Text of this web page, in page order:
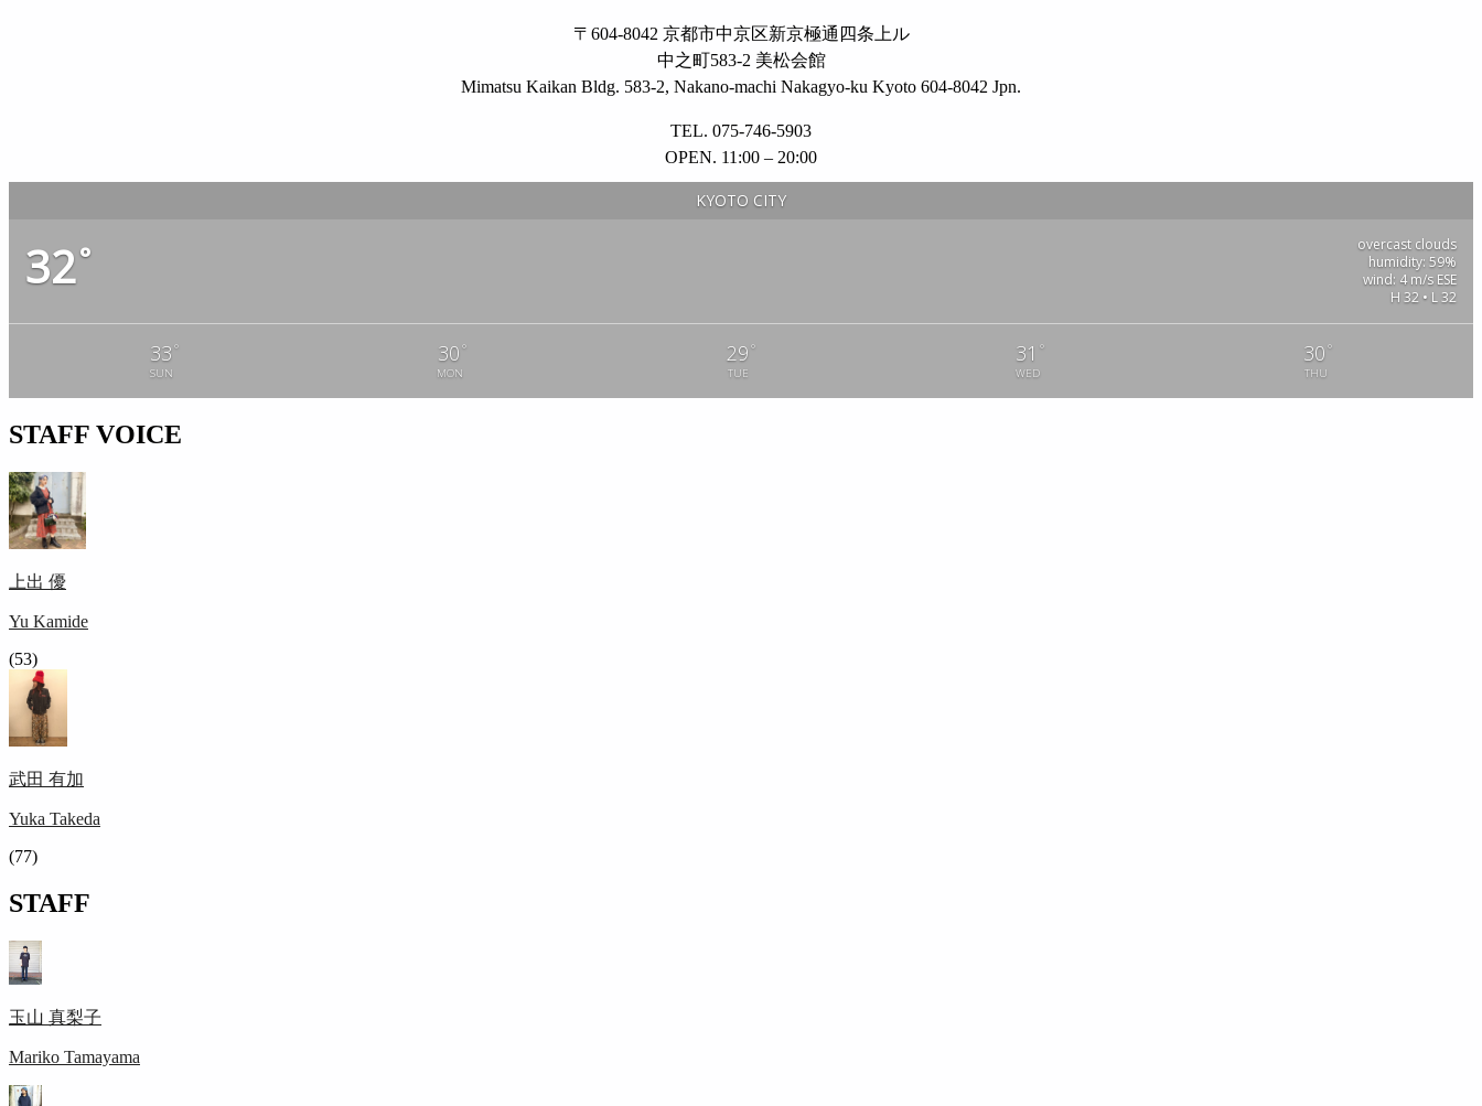
〒604-8042 京都市中京区新京極通四条上ル
中之町583-2 美松会館
Mimatsu Kaikan Bldg. 583-2, Nakano-machi Nakagyo-ku Kyoto 604-8042 Jpn.
TEL. 075-746-5903
OPEN. 11:00 – 20:00
KYOTO CITY
32°
overcast clouds
humidity: 59%
wind: 4 m/s ESE
H 32 • L 32
33 °
SUN
30 °
MON
29 °
TUE
31 °
WED
30 °
THU
STAFF VOICE
上出 優
Yu Kamide
(53)
武田 有加
Yuka Takeda
(77)
STAFF
玉山 真梨子
Mariko Tamayama